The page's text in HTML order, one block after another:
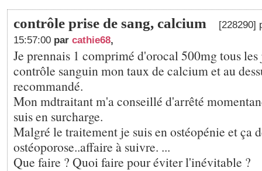
contrôle prise de sang, calcium
[228290]
15:57:00 par cathie68,
Je prennais 1 comprimé d'orocal 500mg tous
contrôle sanguin mon taux de calcium et au
recommandé.
Mon mdtraitant m'a conseillé d'arrêté
suis en surcharge.
Malgré le traitement je suis en ostéopénie et ça
ostéoporose..affaire à suivre. ...
Que faire ? Quoi faire pour éviter l'inévitable ?